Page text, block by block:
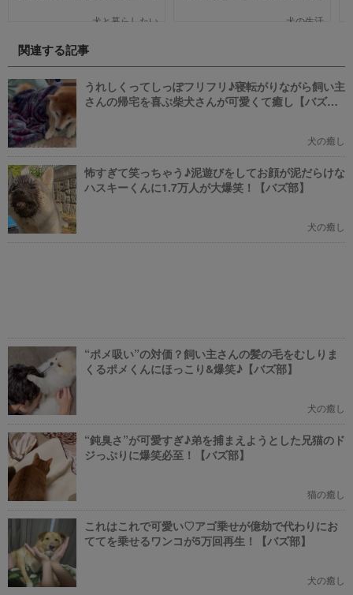
で、犬の名作映画を邦画7本,洋画7
ぞれの映画の魅力やあらすじを短
い文章で簡潔に紹介しています。
映画選びの参考にしていただけれ
ばと思います。
犬と暮らしたい
そんな夢のような取り組みを富士
新たに設立された【ドッグオフィ
ス】を取材してきました！
犬の生活
関連する記事
うれしくってしっぽフリフリ♪寝転がりながら飼い主
さんの帰宅を喜ぶ柴犬さんが可愛くて癒し【バズ
犬の癒し
怖すぎて笑っちゃう♪泥遊びをしてお顔が泥だらけな
ハスキーくんに1.7万人が大爆笑！【バズ部】
犬の癒し
“ポメ吸い”の対価？飼い主さんの髪の毛をむしりま
くるポメくんにほっこり&爆笑♪【バズ部】
犬の癒し
“鈍臭さ”が可愛すぎ♪弟を捕まえようとした兄猫のド
ジっぷりに爆笑必至！【バズ部】
猫の癒し
これはこれで可愛い♡アゴ乗せが億劫で代わりにお
ててを乗せるワンコが5万回再生！【バズ部】
犬の癒し